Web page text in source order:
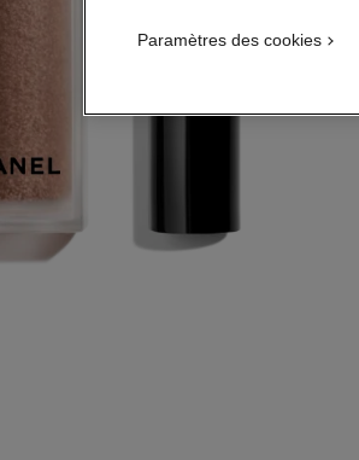
Paramètres des cookies